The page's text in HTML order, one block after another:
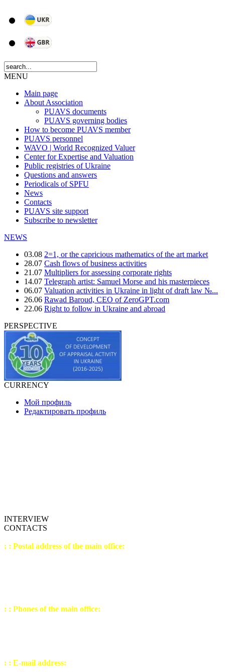
MENU
Main page
About Association
PUAVS documents
PUAVS governing bodies
How to become PUAVS member
PUAVS personnel
WAVO | World Recognized Valuer
Center for Expertise and Valuation
Public registries of Ukraine
Questions and answers
Periodicals of SPFU
News
Сontacts
PUAVS site support
Subscribe to newsletter
NEWS
03.08 2=1, or the capricious mathematics of the art market
28.07 Cash flows of business activities
21.07 Multipliers for assessing corporate rights
14.07 Telegraph artist: Samuel Morse and his masterpieces
06.07 Valuation activities in Ukraine in light of draft law №...
26.06 Rawad Baroud, CEO of ZeroGPT.com
22.06 Right to follow in Ukraine and abroad
PERSPECTIVE
CURRENCY
Мой профиль
Редактировать профиль
INTERVIEW
CONTACTS
: : Postal address of the main office:
: : Phones of the main office:
: : E-mail address: